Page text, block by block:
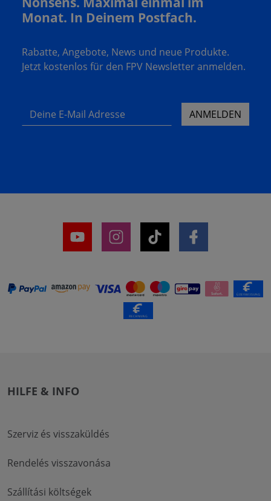
Monat. In Deinem Postfach.
Rabatte, Angebote, News und neue Produkte.
Jetzt kostenlos für den FPV Newsletter anmelden.
Deine E-Mail Adresse ANMELDEN
HILFE & INFO
Szerviz és visszaküldés
Rendelés visszavonása
Szállítási költségek